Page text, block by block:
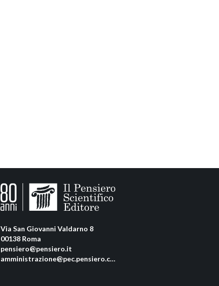
Via San Giovanni Valdarno 8
00138 Roma
pensiero@pensiero.it
amministrazione@pec.pensiero.com